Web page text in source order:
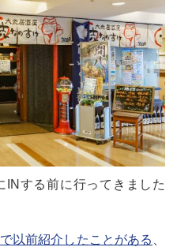
INする前に行ってきました
以前紹介したことがある